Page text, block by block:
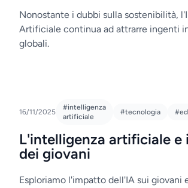
Nonostante i dubbi sulla sostenibilità,
Artificiale continua ad attrarre ingenti
globali.
16/11/2025
#intelligenza
artificiale
#tecnologia
L'intelligenza artificiale e
dei giovani
Esploriamo l'impatto dell'IA sui giovani